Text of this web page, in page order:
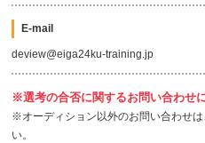
E-mail
deview@eiga24ku-training.jp
※選考の合否に関するお問い合わせ
※オーディション以外のお問い合わせ
い。